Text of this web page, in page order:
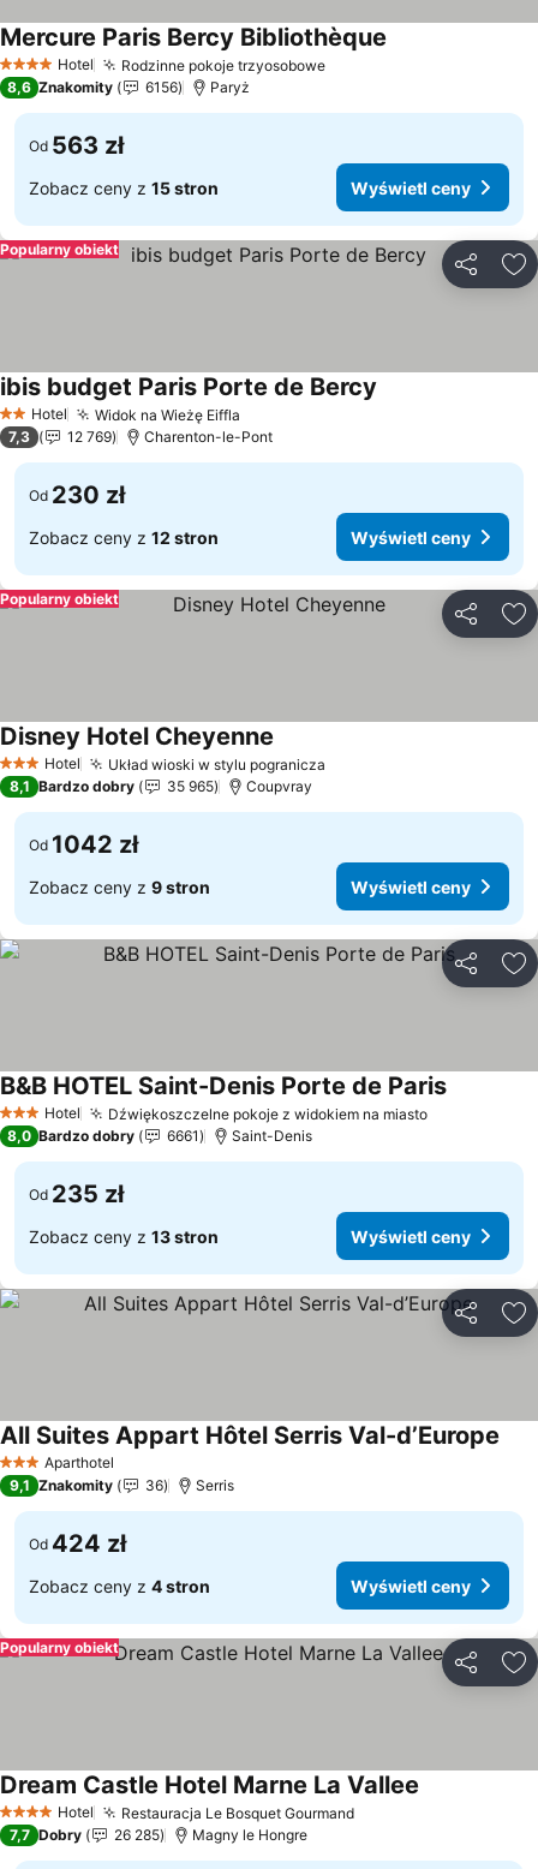
4 KategoriaHotel Rodzinne pokoje trzyosoboweWyświetl ceny
Mercure Paris Bercy Bibliothèque
8,6 Znakomity 6156 Paryż
Od 563 zł
Zobacz ceny z 15 stron Wyświetl ceny
Popularny obiekt
2 Kategoria
Hotel Widok na Wieżę Eiffla
ibis budget Paris Porte de Bercy
7,3 12 769 Charenton-le-Pont
Od 230 zł
Zobacz ceny z 12 stron Wyświetl ceny
Popularny obiekt
3 Kategoria
Hotel Układ wioski w stylu pogranicza
Disney Hotel Cheyenne
8,1 Bardzo dobry 35 965 Coupvray
Od 1042 zł
Zobacz ceny z 9 stron Wyświetl ceny
3 Kategoria
Hotel Dźwiękoszczelne pokoje z widokiem na miastoWyświetl
B&B HOTEL Saint-Denis Porte de ParisWyświetl
8,0 Bardzo dobry 6661 Saint-Denis
Od 235 zł
Zobacz ceny z 13 stron Wyświetl ceny
3 KategoriaAparthotel
All Suites Appart Hôtel Serris Val-d’Europe
9,1 Znakomity 36 Serris
Od 424 zł
Zobacz ceny z 4 stron Wyświetl ceny
Popularny obiekt
4 KategoriaHotel Restauracja Le Bosquet GourmandWyświetl ceny
Dream Castle Hotel Marne La Vallee
7,7 Dobry 26 285 Magny le Hongre